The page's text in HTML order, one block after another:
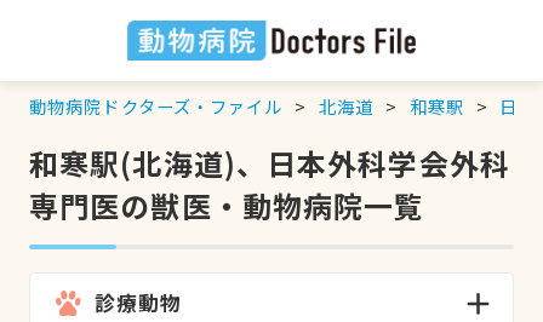
動物病院ドクターズ・ファイル 北海道 和寒駅 日本
和寒駅(北海道)、日本外科学会外科
専門医の獣医・動物病院一覧
診療動物